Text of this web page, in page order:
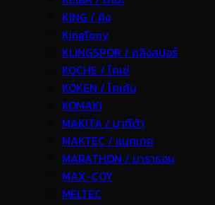
KING / คิง
KingTony
KLINGSPOR / คลิงสปอร์
KOCHE / โคเช่
KOKEN / โคเค้น
KOMAKI
MAKITA / มากีต้า
MAKTEC / แมคเทค
MARATHON / มาราธอน
MAX-COY
MELTEC